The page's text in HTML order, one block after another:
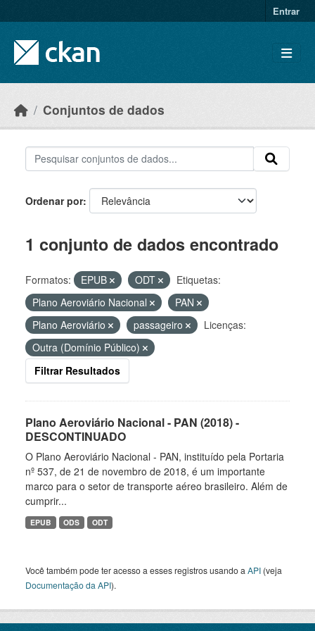
Entrar
Conjuntos de dados
Ordenar por
1 conjunto de dados encontrado
Formatos: EPUB ODT
Etiquetas:
Plano Aeroviário Nacional
PAN
Plano Aeroviário
passageiro
Licenças:
Outra (Domínio Público)
Filtrar Resultados
Plano Aeroviário Nacional - PAN (2018) -
DESCONTINUADO
O Plano Aeroviário Nacional - PAN, instituído pela Portaria
nº 537, de 21 de novembro de 2018, é um importante
marco para o setor de transporte aéreo brasileiro. Além de
cumprir...
EPUB ODS ODT
Você também pode ter acesso a esses registros usando a API (veja
Documentação da API).